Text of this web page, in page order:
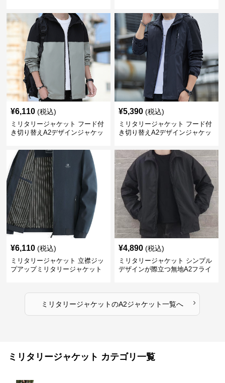
¥6,110 (税込)
ミリタリージャケット フード付
き切り替えA2デザインジャケッ
¥5,390 (税込)
ミリタリージャケット フード付
き切り替えA2デザインジャケッ
¥6,110 (税込)
ミリタリージャケット 立襟ジッ
プアップミリタリージャケット
¥4,890 (税込)
ミリタリージャケット シンプル
デザインが際立つ無地A2フライ
ミリタリージャケットのA2ジャケット一覧へ ›
ミリタリージャケット カテゴリ一覧